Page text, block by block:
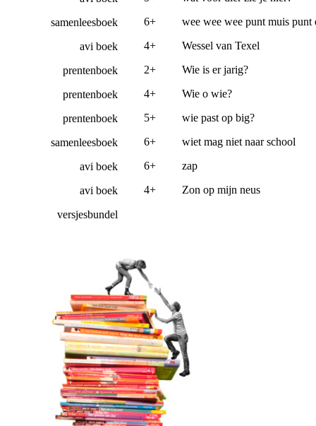
samenleesboek
avi boek
prentenboek
prentenboek
prentenboek
samenleesboek
avi boek
avi boek
versjesbundel
6+
4+
2+
4+
5+
6+
6+
4+
wee wee wee punt muis punt
Wessel van Texel
Wie is er jarig?
Wie o wie?
wie past op big?
wiet mag niet naar school
zap
Zon op mijn neus